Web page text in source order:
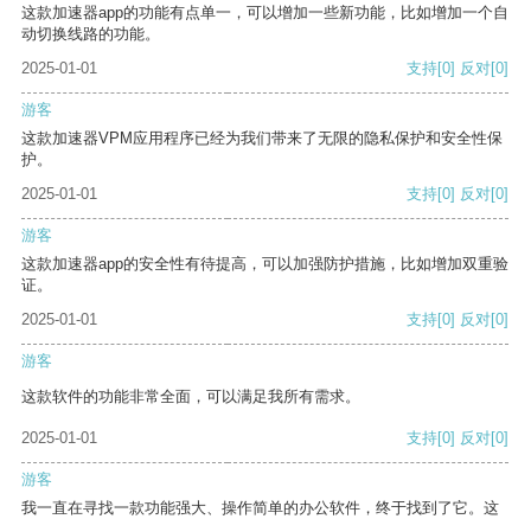
这款加速器app的功能有点单一，可以增加一些新功能，比如增加一个自
动切换线路的功能。
2025-01-01
支持[0] 反对[0]
游客
这款加速器VPM应用程序已经为我们带来了无限的隐私保护和安全性保
护。
2025-01-01
支持[0] 反对[0]
游客
这款加速器app的安全性有待提高，可以加强防护措施，比如增加双重验
证。
2025-01-01
支持[0] 反对[0]
游客
这款软件的功能非常全面，可以满足我所有需求。
2025-01-01 支持[0] 反对[0]
游客
我一直在寻找一款功能强大、操作简单的办公软件，终于找到了它。这